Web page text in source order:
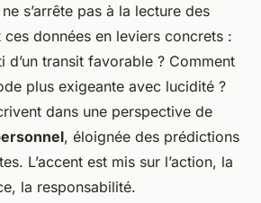
s’arrête pas à la lecture des
données en leviers concrets :
d’un transit favorable ? Comment
plus exigeante avec lucidité ?
dans une perspective de
, éloignée des prédictions
L’accent est mis sur l’action, la
la responsabilité.